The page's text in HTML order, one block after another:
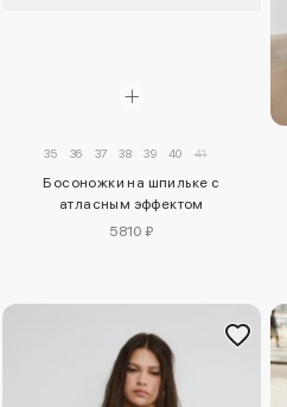
35 36 37 38 39 40 41
Босоножки на шпильке с
атласным эффектом
5810 ₽